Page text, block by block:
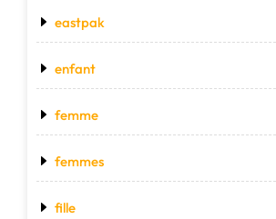
eastpak
enfant
femme
femmes
fille